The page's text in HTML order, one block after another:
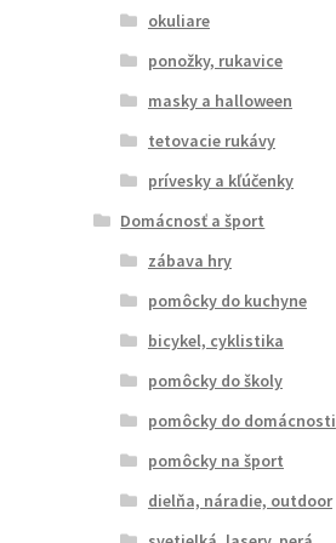
okuliare
ponožky, rukavice
masky a halloween
tetovacie rukávy
prívesky a kľúčenky
Domácnosť a šport
zábava hry
pomôcky do kuchyne
bicykel, cyklistika
pomôcky do školy
pomôcky do domácnosti
pomôcky na šport
dielňa, náradie, outdoor